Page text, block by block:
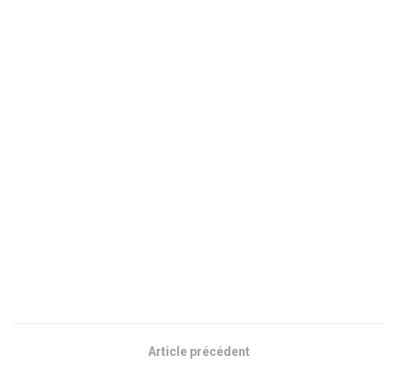
Article précédent